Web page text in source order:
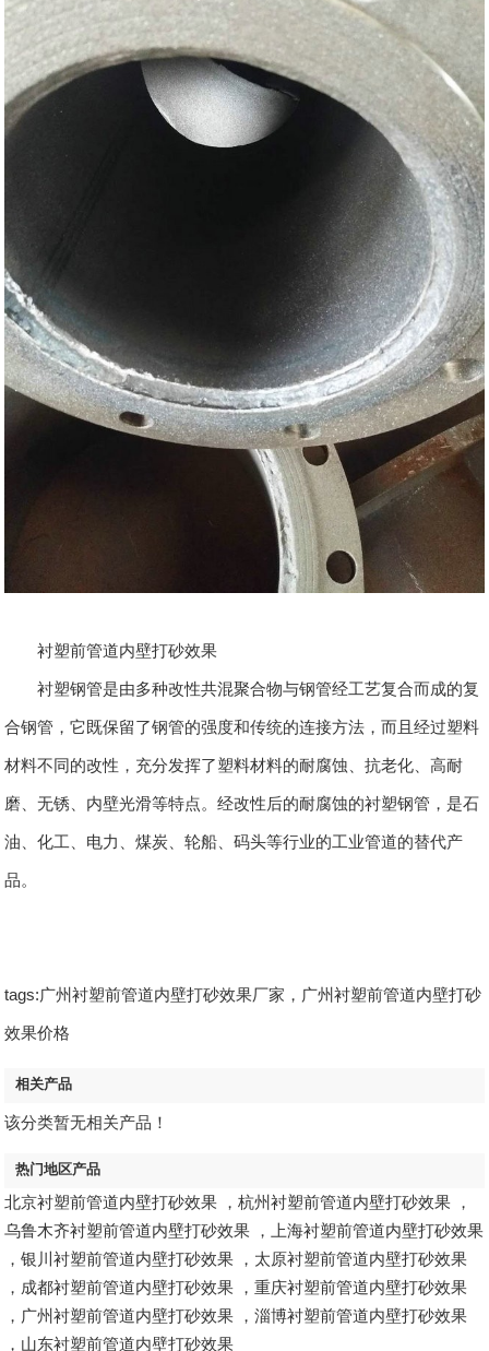
衬塑前管道内壁打砂效果
衬塑钢管是由多种改性共混聚合物与钢管经工艺复合而成的复
合钢管，它既保留了钢管的强度和传统的连接方法，而且经过塑料
材料不同的改性，充分发挥了塑料材料的耐腐蚀、抗老化、高耐
磨、无锈、内壁光滑等特点。经改性后的耐腐蚀的衬塑钢管，是石
油、化工、电力、煤炭、轮船、码头等行业的工业管道的替代产
品。
tags:广州衬塑前管道内壁打砂效果厂家，广州衬塑前管道内壁打砂
效果价格
相关产品
该分类暂无相关产品！
热门地区产品
北京衬塑前管道内壁打砂效果 ，杭州衬塑前管道内壁打砂效果 ，
乌鲁木齐衬塑前管道内壁打砂效果 ，
上海衬塑前管道内壁打砂效果
，银川衬塑前管道内壁打砂效果 ， 太原衬塑前管道内壁打砂效果
， 成都衬塑前管道内壁打砂效果 ，重庆衬塑前管道内壁打砂效果
， 广州衬塑前管道内壁打砂效果 ，淄博衬塑前管道内壁打砂效果
， 山东衬塑前管道内壁打砂效果